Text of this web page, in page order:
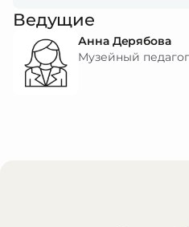
Ведущие
Анна Дерябова
Музейный педагог